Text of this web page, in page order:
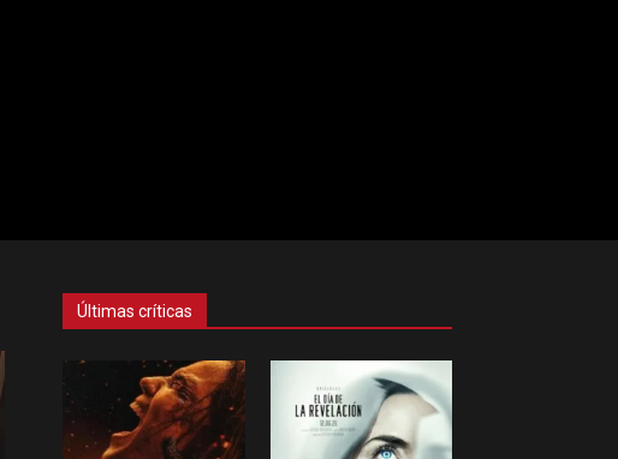
Últimas críticas